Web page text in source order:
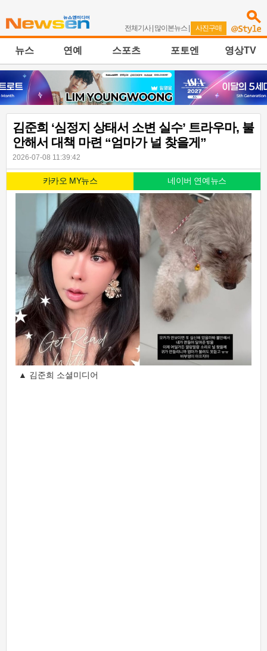
전체기사| 많이본뉴스 | 사진구매
뉴스 연예 스포츠 포토엔 영상TV
김준희 ‘심정지 상태서 소변 실수’ 트라우마, 불
안해서 대책 마련 “엄마가 널 찾을게”
2026-07-08 11:39:42
카카오 MY뉴스 네이버 연예뉴스
▲ 김준희 소셜미디어